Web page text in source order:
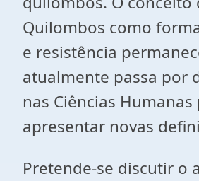
Quilombos como
e resistência
atualmente passa por
nas Ciências Humanas
apresentar novas
Pretende-se discutir o